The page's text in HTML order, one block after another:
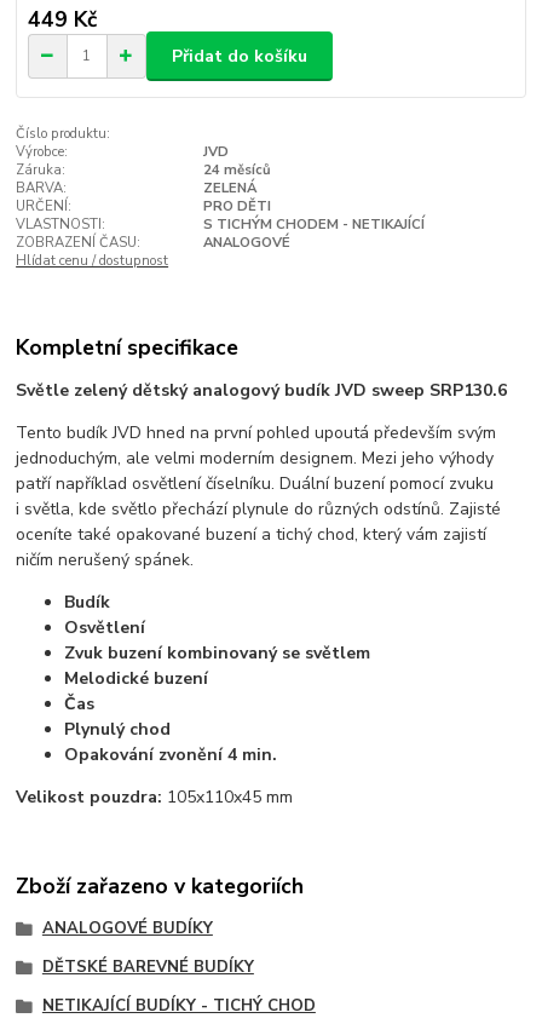
449 Kč
Přidat do košíku
Číslo produktu:
Výrobce:
JVD
Záruka:
24 měsíců
BARVA:
ZELENÁ
URČENÍ:
PRO DĚTI
VLASTNOSTI:
S TICHÝM CHODEM - NETIKAJÍCÍ
ZOBRAZENÍ ČASU:
ANALOGOVÉ
Hlídat cenu / dostupnost
Kompletní specifikace
Světle zelený dětský analogový budík JVD sweep SRP130.6
Tento budík JVD hned na první pohled upoutá především svým
jednoduchým, ale velmi moderním designem. Mezi jeho výhody
patří například osvětlení číselníku. Duální buzení pomocí zvuku
i světla, kde světlo přechází plynule do různých odstínů. Zajisté
oceníte také opakované buzení a tichý chod, který vám zajistí
ničím nerušený spánek.
Budík
Osvětlení
Zvuk buzení kombinovaný se světlem
Melodické buzení
Čas
Plynulý chod
Opakování zvonění 4 min.
Velikost pouzdra: 105x110x45 mm
Zboží zařazeno v kategoriích
ANALOGOVÉ BUDÍKY
DĚTSKÉ BAREVNÉ BUDÍKY
NETIKAJÍCÍ BUDÍKY - TICHÝ CHOD